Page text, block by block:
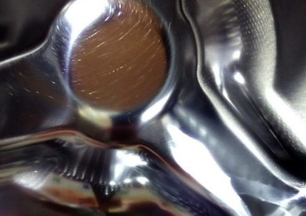
Formaciones
Seguridad de la Información Parte-IS EASA
Sistema de Gestión de Inteligencia Artificial
Certificacion Esquema Nacional de Seguridad
Auditorías internas
ISO y certificaciones